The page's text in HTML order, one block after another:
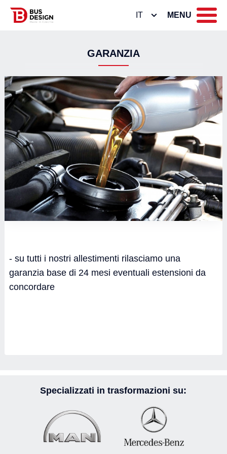
IT MENU
GARANZIA
- su tutti i nostri allestimenti rilasciamo una
garanzia base di 24 mesi eventuali estensioni da
concordare
Specializzati in trasformazioni su: